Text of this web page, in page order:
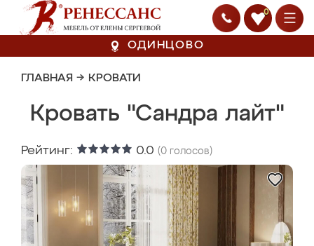
0
ОДИНЦОВО
ГЛАВНАЯ → КРОВАТИ
Кровать "Сандра лайт"
Рейтинг: 0.0 (0 голосов)